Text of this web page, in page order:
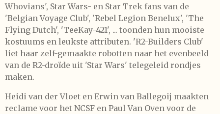
Whovians', Star Wars- en Star Trek fans van de
'Belgian Voyage Club', 'Rebel Legion Benelux', 'The
Flying Dutch', 'TeeKay-421', ... toonden hun mooiste
kostuums en leukste attributen. 'R2-Builders Club'
liet haar zelf-gemaakte robotten naar het evenbeeld
van de R2-droïde uit 'Star Wars' telegeleid rondjes
maken.
Heidi van der Vloet en Erwin van Ballegoij maakten
reclame voor het NCSF en Paul Van Oven voor de